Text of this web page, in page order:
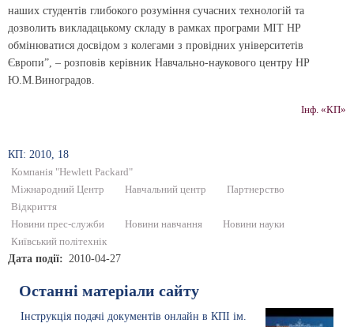
наших студентів глибокого розуміння сучасних технологій та
дозволить викладацькому складу в рамках програми МІТ НР
обмінюватися досвідом з колегами з провідних університетів
Європи”, – розповів керівник Навчально-наукового центру НР
Ю.М.Виноградов.
Інф. «КП»
КП: 2010, 18
Компанія "Hewlett Packard"
Міжнародний Центр
Навчальний центр
Партнерство
Відкриття
Новини прес-служби
Новини навчання
Новини науки
Київський політехнік
Дата події 2010-04-27
Останні матеріали сайту
Інструкція подачі документів онлайн в КПІ ім.